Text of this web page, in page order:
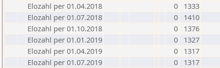
Elozahl per 01.04.2018
0
1333
Elozahl per 01.07.2018
0
1410
Elozahl per 01.10.2018
0
1376
Elozahl per 01.01.2019
0
1327
Elozahl per 01.04.2019
0
1317
Elozahl per 01.07.2019
0
1317